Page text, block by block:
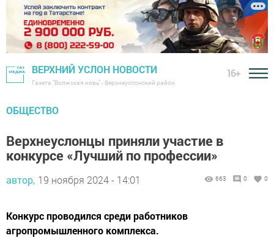
ВЕРХНИЙ УСЛОН НОВОСТИ
Газета "Волжская новь" - Верхнеуслонский район
16+
ОБЩЕСТВО
Верхнеуслонцы приняли участие в
конкурсе «Лучший по профессии»
автор, 19 ноября 2024 - 14:01 663 0 0
Конкурс проводился среди работников
агропромышленного комплекса.